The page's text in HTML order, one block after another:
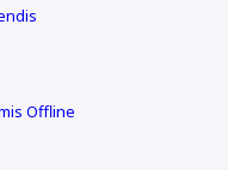
Offline